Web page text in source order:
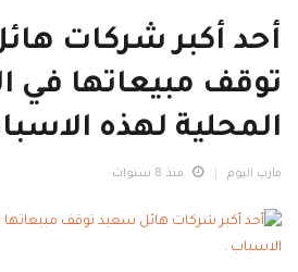
أحد أكبر شركات
توقف مبيعاتها في
المحلية لهذه
مارب اليوم منذ 8 سنوات